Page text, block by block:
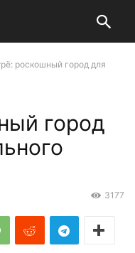
роскошный город для
город
3177